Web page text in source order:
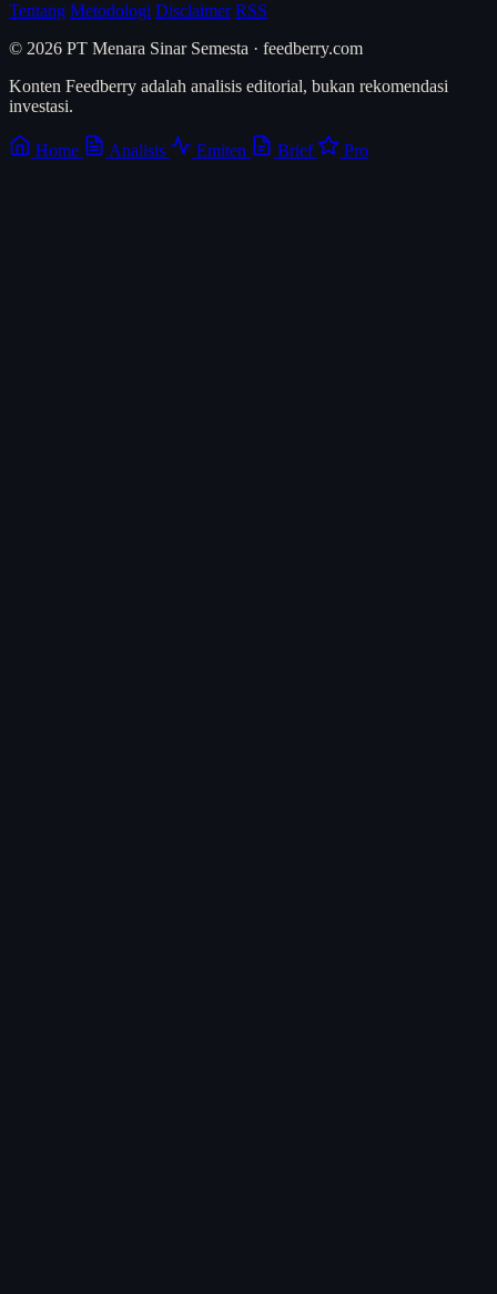
Tentang Metodologi Disclaimer RSS
© 2026 PT Menara Sinar Semesta · feedberry.com
Konten Feedberry adalah analisis editorial, bukan rekomendasi
investasi.
Home Analisis Emiten Brief Pro